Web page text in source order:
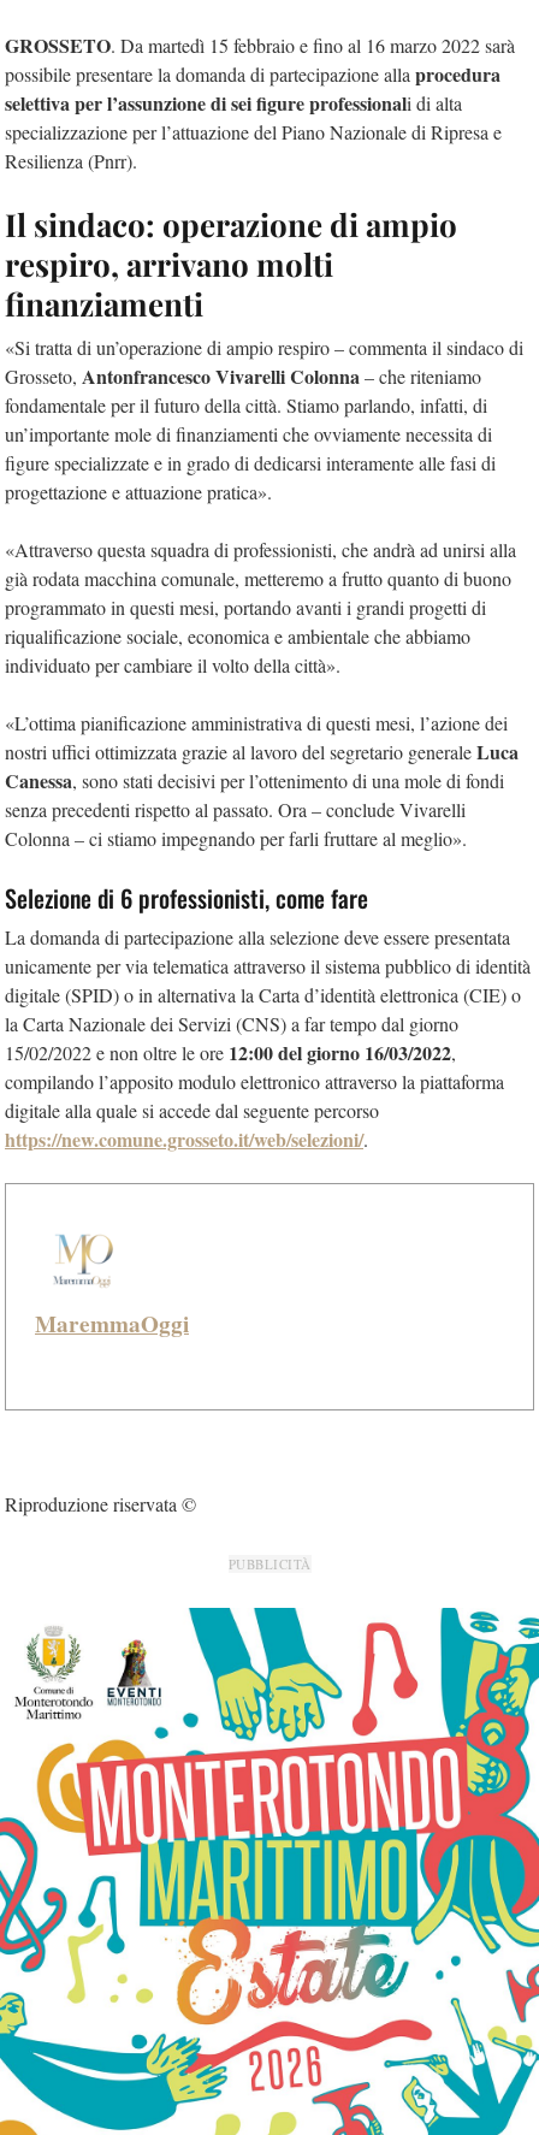
GROSSETO. Da martedì 15 febbraio e fino al 16 marzo 2022 sarà
possibile presentare la domanda di partecipazione allaprocedura
selettiva per l’assunzione di sei figure professionali di alta
specializzazione per l’attuazione del Piano Nazionale di Ripresa e
Resilienza (Pnrr).
Il sindaco: operazione di ampio
respiro, arrivano molti
finanziamenti
«Si tratta di un’operazione di ampio respiro – commenta il sindaco di
Grosseto, Antonfrancesco Vivarelli Colonna– che riteniamo
fondamentale per il futuro della città. Stiamo parlando, infatti, di
un’importante mole di finanziamenti che ovviamente necessita di
figure specializzate e in grado di dedicarsi interamente alle fasi di
progettazione e attuazione pratica».
«Attraverso questa squadra di professionisti, che andrà ad unirsi alla
già rodata macchina comunale, metteremo a frutto quanto di buono
programmato in questi mesi, portando avanti i grandi progetti di
riqualificazione sociale, economica e ambientale che abbiamo
individuato per cambiare il volto della città».
«L’ottima pianificazione amministrativa di questi mesi, l’azione dei
nostri uffici ottimizzata grazie al lavoro del segretario generaleLuca
Canessa, sono stati decisivi per l’ottenimento di una mole di fondi
senza precedenti rispetto al passato. Ora – conclude Vivarelli
Colonna – ci stiamo impegnando per farli fruttare al meglio».
Selezione di 6 professionisti, come fare
La domanda di partecipazione alla selezione deve essere presentata
unicamente per via telematica attraverso il sistema pubblico di identità
digitale (SPID) o in alternativa la Carta d’identità elettronica (CIE) o
la Carta Nazionale dei Servizi (CNS) a far tempo dal giorno
15/02/2022 e non oltre le ore 12:00 del giorno 16/03/2022,
compilando l’apposito modulo elettronico attraverso la piattaforma
digitale alla quale si accede dal seguente percorso
https://new.comune.grosseto.it/web/selezioni/.
MaremmaOggi
Riproduzione riservata ©
PUBBLICITÀ